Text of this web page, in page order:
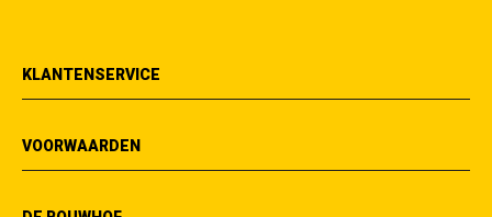
KLANTENSERVICE
VOORWAARDEN